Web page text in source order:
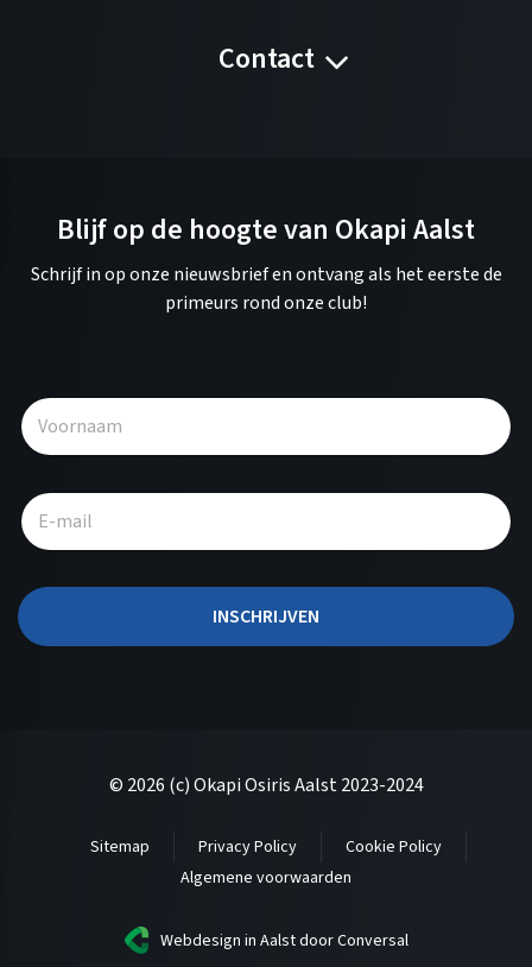
Contact
Blijf op de hoogte van Okapi Aalst
Schrijf in op onze nieuwsbrief en ontvang als het eerste de
primeurs rond onze club!
INSCHRIJVEN
l
r
t
© 2026 (c) Okapi Osiris Aalst 2023-2024
Sitemap Privacy Policy
Cookie Policy
Algemene voorwaarden
Webdesign in Aalstdoor Conversal